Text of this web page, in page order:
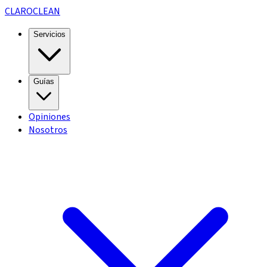
CLAROCLEAN
Servicios
Guías
Opiniones
Nosotros